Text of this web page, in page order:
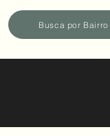
Busca por Bairro